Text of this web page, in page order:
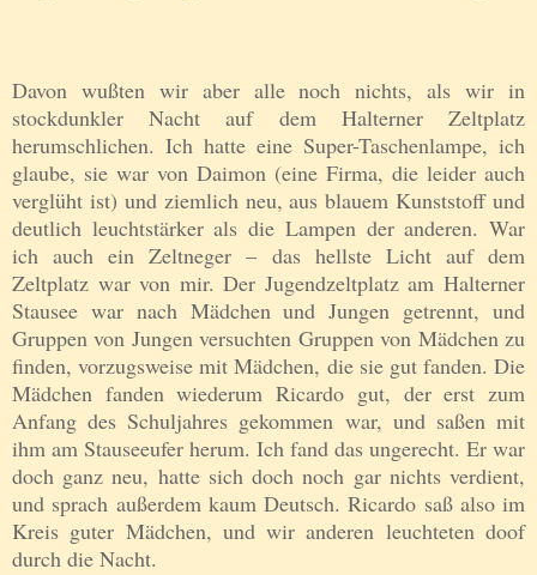
Davon wußten wir aber alle noch nichts, als wir in
stockdunkler Nacht auf dem Halterner Zeltplatz
herumschlichen. Ich hatte eine Super-Taschenlampe, ich
glaube, sie war von Daimon (eine Firma, die leider auch
verglüht ist) und ziemlich neu, aus blauem Kunststoff und
deutlich leuchtstärker als die Lampen der anderen. War
ich auch ein Zeltneger – das hellste Licht auf dem
Zeltplatz war von mir. Der Jugendzeltplatz am Halterner
Stausee war nach Mädchen und Jungen getrennt, und
Gruppen von Jungen versuchten Gruppen von Mädchen zu
finden, vorzugsweise mit Mädchen, die sie gut fanden. Die
Mädchen fanden wiederum Ricardo gut, der erst zum
Anfang des Schuljahres gekommen war, und saßen mit
ihm am Stauseeufer herum. Ich fand das ungerecht. Er war
doch ganz neu, hatte sich doch noch gar nichts verdient,
und sprach außerdem kaum Deutsch. Ricardo saß also im
Kreis guter Mädchen, und wir anderen leuchteten doof
durch die Nacht.